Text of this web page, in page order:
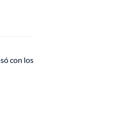
con los